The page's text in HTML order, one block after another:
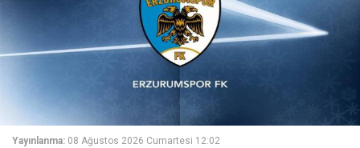
Yayınlanma: 08 Ağustos 2026 Cumartesi 12:02